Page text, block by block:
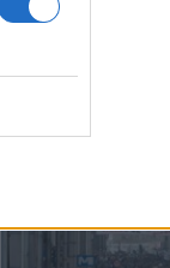
Άνοιξε η
Market Pass
15:13 - 15